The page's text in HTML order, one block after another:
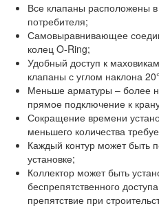
Все клапаны расположены
потребителя;
Самовыравнивающее
колец O-Ring;
Удобный доступ к
клапаны с углом наклона
Меньше арматуры – более
прямое подключение к
Сокращение времени
меньшего количества
Каждый контур может быть
установке;
Коллектор может быть
беспрепятственного
препятствие при